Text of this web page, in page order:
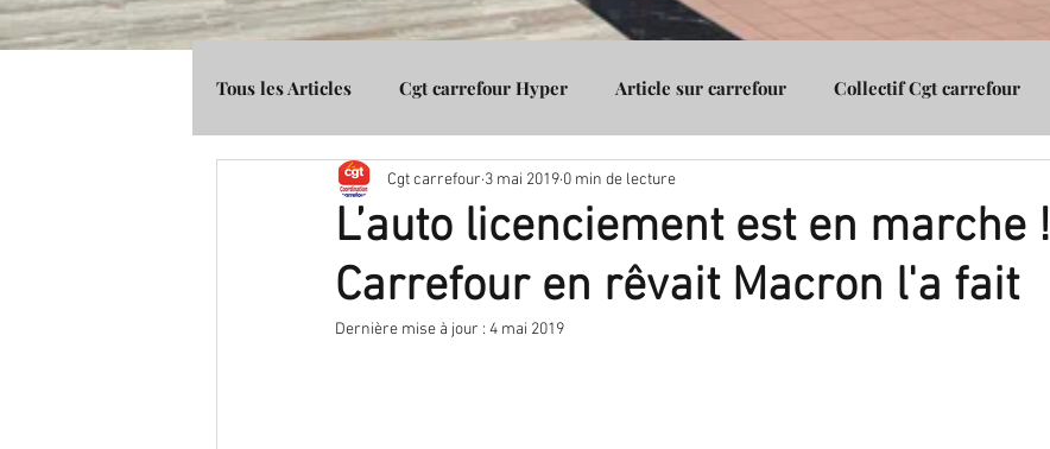
Tous les Articles Cgt carrefour Hyper Article sur carrefour Collectif Cgt carrefour
Média Presse Cgt Banque Assurance Cgt carrefour Vénissieux
L’auto licenciement est en marche !
Carrefour en rêvait Macron l'a fait
Cgt carrefour 3 mai 2019 0 min de lecture
Dernière mise à jour : 4 mai 2019